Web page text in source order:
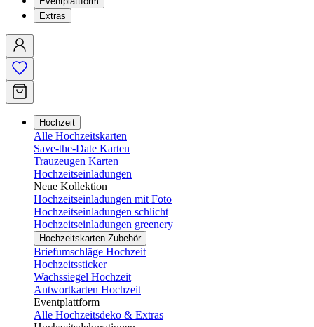
Extras
Hochzeit
Alle Hochzeitskarten
Save-the-Date Karten
Trauzeugen Karten
Hochzeitseinladungen
Neue Kollektion
Hochzeitseinladungen mit Foto
Hochzeitseinladungen schlicht
Hochzeitseinladungen greenery
Hochzeitskarten Zubehör
Briefumschläge Hochzeit
Hochzeitssticker
Wachssiegel Hochzeit
Antwortkarten Hochzeit
Eventplattform
Alle Hochzeitsdeko & Extras